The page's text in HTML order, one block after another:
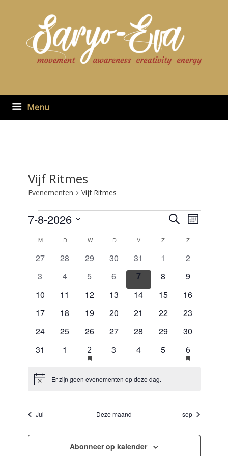
Menu
Vijf Ritmes
Evenementen Vijf Ritmes
Evenementen
Evenementen
zoeken
weergeven
navigatie
ZoekenEvenement
weergaven
Maand
7-8-2026
een
Kalender
Evenementen
M MAANDAG
DDINSDAG
W WOENSDAG
DDONDERDAG
VVRIJDAG
Z ZATERDAG
ZZONDAG
0
27
0
28
0
evenementen
29
0
evenementen
30
0
evenementen
31
0
1
0
2
0
3
0
4
0
evenementen
5
0
evenementen
6
0
evenementen
7
0
8
0
9
0
10
0
11
0
12
0
13
0
14
0
15
0
16
0
17
0
18
0
19
0
20
0
21
0
22
0
23
0
24
0
25
0
26
0
27
0
28
0
29
0
30
0
31
0
evenementen
1
1
evenement
2heeft
uitgelichte
0
3
0
4
0
evenementen
5
1
evenement
6heeft
uitgelichte
BerichtEr zijn geen evenementen op deze dag.
Jul Deze maand sep
Abonneer op kalender